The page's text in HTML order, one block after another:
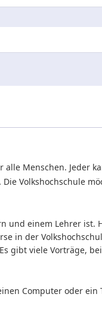
Menschen. Jeder
Volkshochschule
und einem Lehrer ist.
in der
gibt viele Vorträge,
Computer oder ein